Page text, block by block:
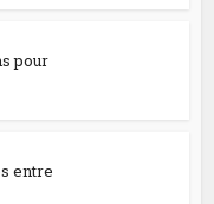
pour
entre